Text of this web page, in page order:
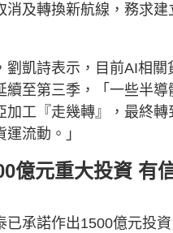
消及轉換新航線，務求建
劉凱詩表示，目前AI相關
續至第三季，「一些半導
加工『走幾轉』，最終轉
流動。」
億元重大投資 有
已承諾作出1500億元投